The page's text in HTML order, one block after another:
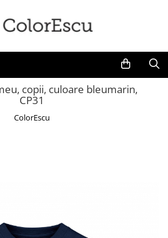
copii, culoare bleumarin,
CP31
ColorEscu